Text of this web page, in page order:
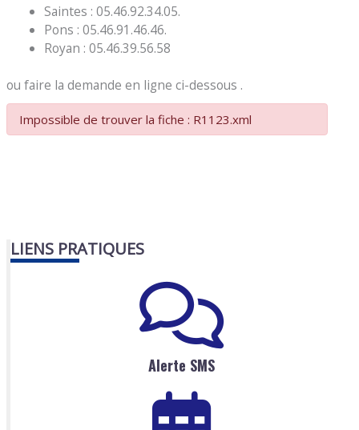
Saintes : 05.46.92.34.05.
Pons : 05.46.91.46.46.
Royan : 05.46.39.56.58
ou faire la demande en ligne ci-dessous .
Impossible de trouver la fiche : R1123.xml
LIENS PRATIQUES
Alerte SMS